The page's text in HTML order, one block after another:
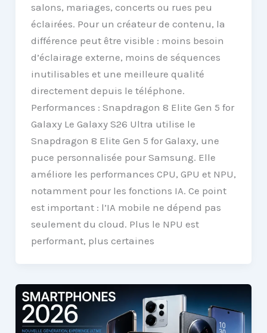
salons, mariages, concerts ou rues peu
éclairées. Pour un créateur de contenu, la
différence peut être visible : moins besoin
d’éclairage externe, moins de séquences
inutilisables et une meilleure qualité
directement depuis le téléphone.
Performances : Snapdragon 8 Elite Gen 5 for
Galaxy Le Galaxy S26 Ultra utilise le
Snapdragon 8 Elite Gen 5 for Galaxy, une
puce personnalisée pour Samsung. Elle
améliore les performances CPU, GPU et NPU,
notamment pour les fonctions IA. Ce point
est important : l’IA mobile ne dépend pas
seulement du cloud. Plus le NPU est
performant, plus certaines